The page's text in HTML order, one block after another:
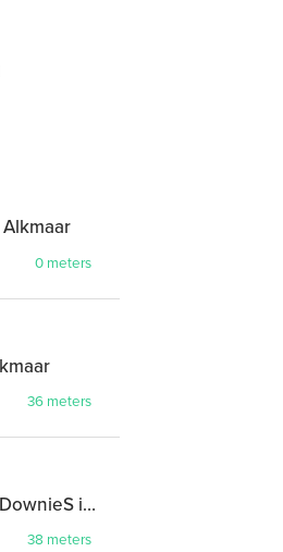
Alkmaar
0 meters
36 meters
Brownies & DownieS in Alkmaar
38 meters